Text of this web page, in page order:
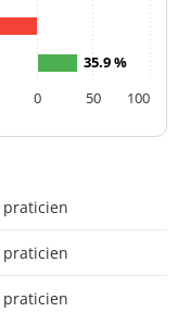
35.9 %
0 50 100
praticien
praticien
praticien